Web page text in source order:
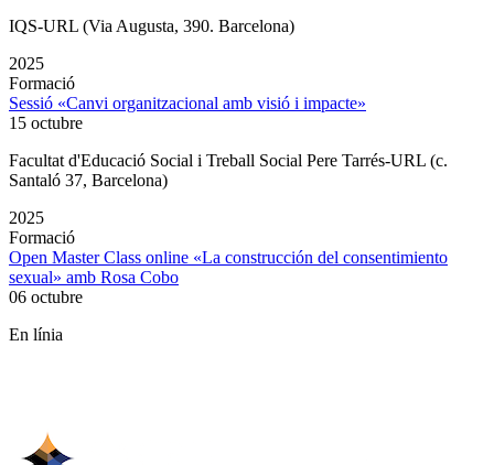
IQS-URL (Via Augusta, 390. Barcelona)
2025
Formació
Sessió «Canvi organitzacional amb visió i impacte»
15 octubre
Facultat d'Educació Social i Treball Social Pere Tarrés-URL (c.
Santaló 37, Barcelona)
2025
Formació
Open Master Class online «La construcción del consentimiento
sexual» amb Rosa Cobo
06 octubre
En línia